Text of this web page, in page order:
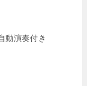
動演奏付き